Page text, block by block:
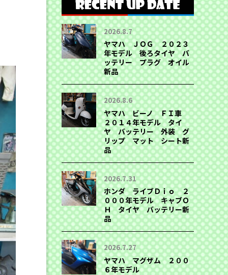
2026.8.7
ヤマハ ＪＯＧ ２０２３
年モデル 後ろタイヤ バ
ッテリー プラグ オイル
新品
2026.8.6
ヤマハ ビーノ ＦＩ車
２０１４年モデル タイ
ヤ バッテリー 外装 グ
リップ マット シート新
品
2026.7.31
ホンダ ライブＤｉｏ ２
０００年モデル キャブＯ
Ｈ タイヤ バッテリー新
品
2026.7.27
ヤマハ マグザム ２００
６年モデル